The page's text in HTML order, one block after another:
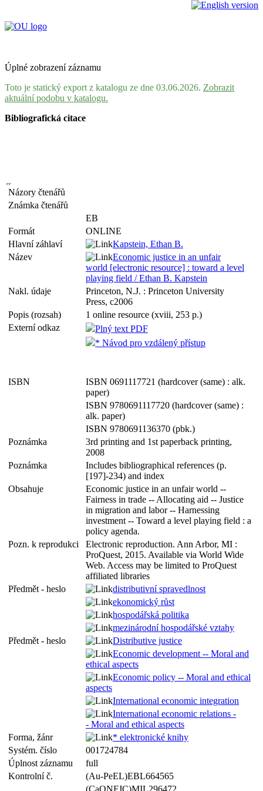
Úplné zobrazení záznamu
Toto je statický export z katalogu ze dne 03.06.2026. Zobrazit
aktuální podobu v katalogu.
Bibliografická citace
Názory čtenářů
Známka čtenářů
EB
Formát
ONLINE
Hlavní záhlaví
Kapstein, Ethan B.
Název
Economic justice in an unfair
world [electronic resource] : toward a level
playing field / Ethan B. Kapstein
Nakl. údaje
Princeton, N.J. : Princeton University
Press, c2006
Popis (rozsah)
1 online resource (xviii, 253 p.)
Externí odkaz
Plný text PDF
* Návod pro vzdálený přístup
ISBN
ISBN 0691117721 (hardcover (same) : alk.
paper)
ISBN 9780691117720 (hardcover (same) :
alk. paper)
ISBN 9780691136370 (pbk.)
Poznámka
3rd printing and 1st paperback printing,
2008
Poznámka
Includes bibliographical references (p.
[197]-234) and index
Obsahuje
Economic justice in an unfair world --
Fairness in trade -- Allocating aid -- Justice
in migration and labor -- Harnessing
investment -- Toward a level playing field : a
policy agenda.
Pozn. k reprodukci
Electronic reproduction. Ann Arbor, MI :
ProQuest, 2015. Available via World Wide
Web. Access may be limited to ProQuest
affiliated libraries
Předmět - heslo
distributivní spravedlnost
ekonomický růst
hospodářská politika
mezinárodní hospodářské vztahy
Předmět - heslo
Distributive justice
Economic development -- Moral and
ethical aspects
Economic policy -- Moral and ethical
aspects
International economic integration
International economic relations -
- Moral and ethical aspects
Forma, žánr
* elektronické knihy
Systém. číslo
001724784
Úplnost záznamu
full
Kontrolní č.
(Au-PeEL)EBL664565
(CaONFJC)MIL296472